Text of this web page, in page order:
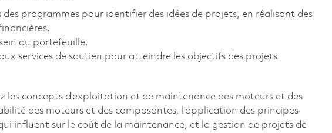
des programmes pour identifier des idées de projets, en réalisant des
du portefeuille.
services de soutien pour atteindre les objectifs des projets.
les concepts d'exploitation et de maintenance des moteurs et des
des moteurs et des composantes, l'application des principes
influent sur le coût de la maintenance, et la gestion de projets de